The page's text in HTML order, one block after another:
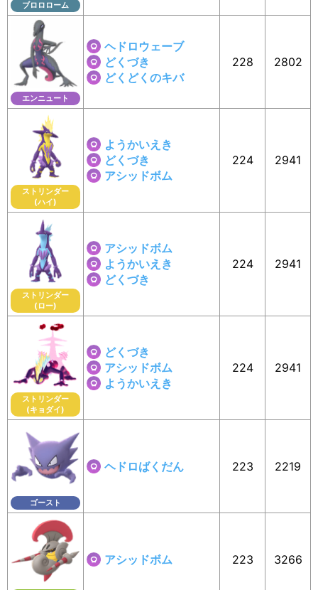
ブロロローム
エンニュート
ヘドロウェーブ
どくづき
どくどくのキバ
228 2802
ストリンダー
(ハイ)
ようかいえき
どくづき
アシッドボム
224 2941
ストリンダー
(ロー)
アシッドボム
ようかいえき
どくづき
224 2941
ストリンダー
(キョダイ)
どくづき
アシッドボム
ようかいえき
224 2941
ゴースト
ヘドロばくだん 223 2219
アシッドボム 223 3266